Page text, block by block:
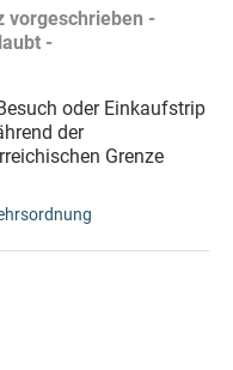
vorgeschrieben -
-
oder Einkaufstrip
der
Grenze